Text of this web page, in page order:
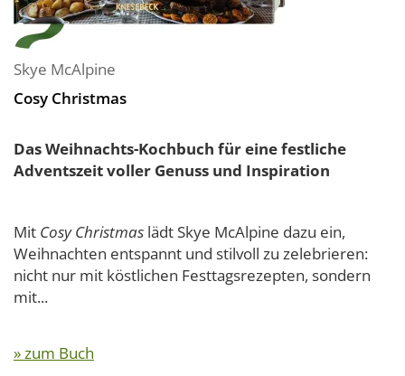
Skye McAlpine
Cosy Christmas
Das Weihnachts-Kochbuch für eine festliche
Adventszeit voller Genuss und Inspiration
Mit Cosy Christmas lädt Skye McAlpine dazu ein,
Weihnachten entspannt und stilvoll zu zelebrieren:
nicht nur mit köstlichen Festtagsrezepten, sondern
mit...
» zum Buch